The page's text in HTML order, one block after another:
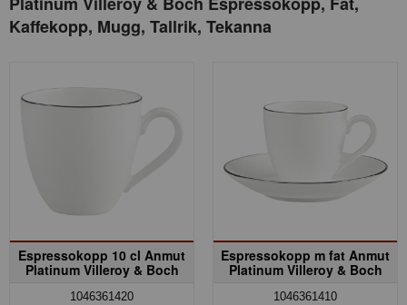
Kaffekopp, Mugg, Tallrik, Tekanna
Espressokopp 10 cl Anmut
Platinum Villeroy & Boch
1046361420
Espressokopp m fat Anmut
Platinum Villeroy & Boch
1046361410